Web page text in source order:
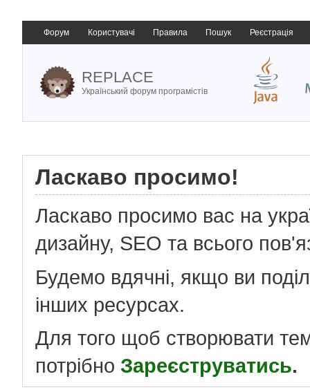
Форум Користувачі Правила Пошук Реєстрація
REPLACE
Український форум програмістів
Ласкаво просимо!
Ласкаво просимо вас на
дизайну, SEO та всього
Будемо вдячні, якщо ви
інших ресурсах.
Для того щоб створювати
потрібно Зареєструватись.